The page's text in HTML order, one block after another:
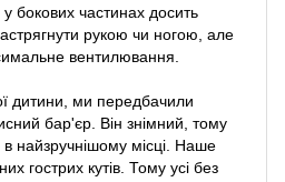
бокових частинах досить
рукою чи ногою, але
вентилювання.
дитини, ми передбачили
бар'єр. Він знімний, тому
найзручнішому місці. Наше
гострих кутів. Тому усі без